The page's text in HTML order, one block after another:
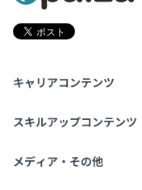
キャリアコンテンツ
転職・キャリア
スキルアップコンテンツ
学習
メディア・その他